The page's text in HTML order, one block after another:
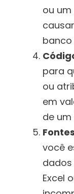
ou
banco
para
ou
em
de
você
dados
Excel